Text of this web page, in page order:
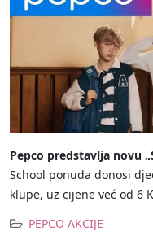
Pepco predstavlja novu
School ponuda donosi
klupe, uz cijene već od 6
PEPCO AKCIJE